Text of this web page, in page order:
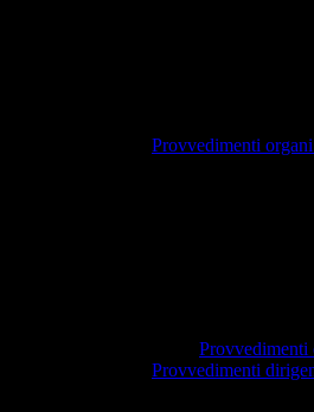
Provvedimenti
Provvedimenti